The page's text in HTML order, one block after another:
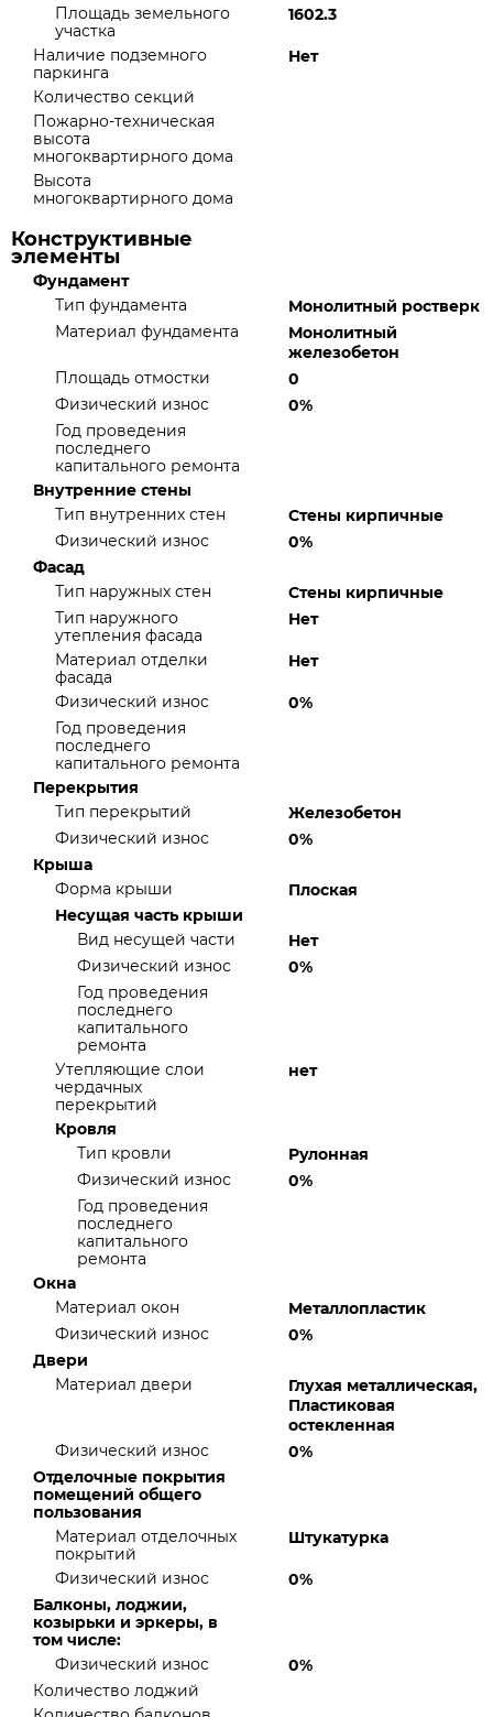
Площадь земельного
участка
1602.3
Наличие подземного
паркинга
Нет
Количество секций
Пожарно-техническая
высота
многоквартирного дома
Высота
многоквартирного дома
Конструктивные
элементы
Фундамент
Тип фундамента
Монолитный ростверк
Материал фундамента
Монолитный
железобетон
Площадь отмостки
0
Физический износ
0%
Год проведения
последнего
капитального ремонта
Внутренние стены
Тип внутренних стен
Стены кирпичные
Физический износ
0%
Фасад
Тип наружных стен
Стены кирпичные
Тип наружного
утепления фасада
Нет
Материал отделки
фасада
Нет
Физический износ
0%
Год проведения
последнего
капитального ремонта
Перекрытия
Тип перекрытий
Железобетон
Физический износ
0%
Крыша
Форма крыши
Плоская
Несущая часть крыши
Вид несущей части
Нет
Физический износ
0%
Год проведения
последнего
капитального
ремонта
Утепляющие слои
чердачных
перекрытий
нет
Кровля
Тип кровли
Рулонная
Физический износ
0%
Год проведения
последнего
капитального
ремонта
Окна
Материал окон
Металлопластик
Физический износ
0%
Двери
Материал двери
Глухая металлическая,
Пластиковая
остекленная
Физический износ
0%
Отделочные покрытия
помещений общего
пользования
Материал отделочных
покрытий
Штукатурка
Физический износ
0%
Балконы, лоджии,
козырьки и эркеры, в
том числе:
Физический износ
0%
Количество лоджий